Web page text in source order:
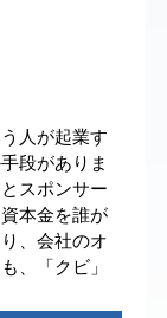
人が起業す
段がありま
スポンサー
本金を誰が
、会社のオ
、「クビ」